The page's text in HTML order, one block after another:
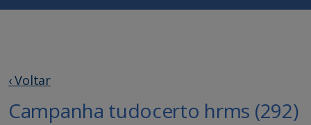
‹ Voltar
Campanha tudocerto hrms (292)